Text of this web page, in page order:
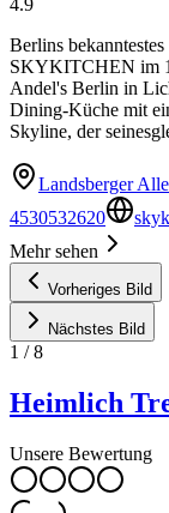
Berlins
SKYKITCHEN im
Andel's Berlin in
Dining-Küche mit
Skyline, der
Landsberger
4530532620
Mehr sehen
Vorheriges Bild
Nächstes Bild
1 /8
Heimlich
Unsere Bewertung